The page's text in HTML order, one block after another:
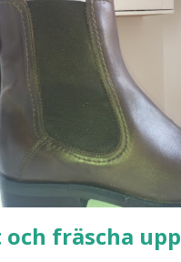
fräscha upp